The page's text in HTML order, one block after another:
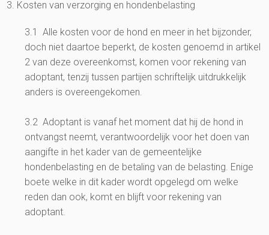
3. Kosten van verzorging en hondenbelasting
3.1 Alle kosten voor de hond en meer in het bijzonder,
doch niet daartoe beperkt, de kosten genoemd in artikel
2 van deze overeenkomst, komen voor rekening van
adoptant, tenzij tussen partijen schriftelijk uitdrukkelijk
anders is overeengekomen.
3.2 Adoptant is vanaf het moment dat hij de hond in
ontvangst neemt, verantwoordelijk voor het doen van
aangifte in het kader van de gemeentelijke
hondenbelasting en de betaling van de belasting. Enige
boete welke in dit kader wordt opgelegd om welke
reden dan ook, komt en blijft voor rekening van
adoptant.